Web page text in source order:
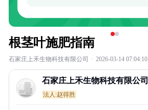
根茎叶施肥指南
石家庄上禾生物科技有限公司 · 2026-03-14 07:04:10
石家庄上禾生物科技有限公司
法人:赵得胜